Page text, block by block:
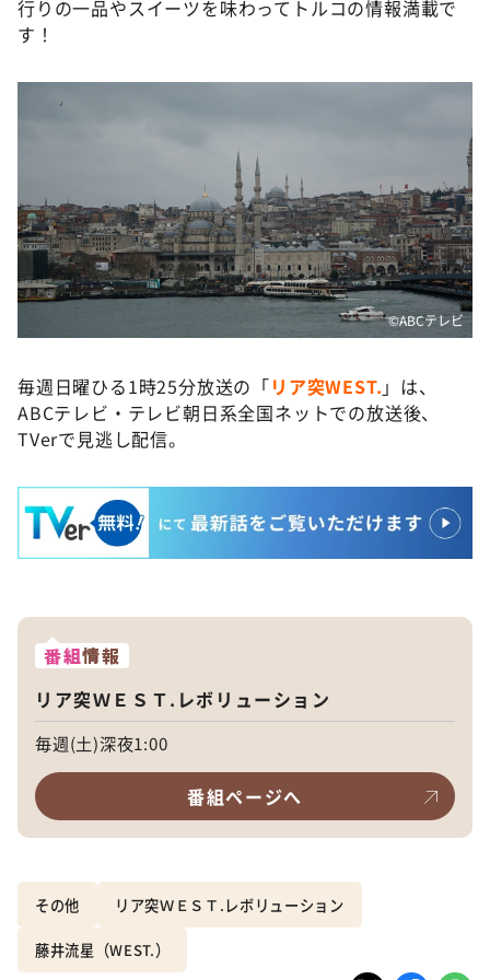
行りの一品やスイーツを味わってトルコの情報満載で
す！
©️ABCテレビ
毎週日曜ひる1時25分放送の「リア突WEST. 」は、
ABCテレビ・テレビ朝日系全国ネットでの放送後、
TVerで見逃し配信。
番組情報
リア突ＷＥＳＴ.レボリューション
毎週(土)深夜1:00
番組ページへ
その他 リア突ＷＥＳＴ.レボリューション
藤井流星（WEST.）